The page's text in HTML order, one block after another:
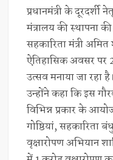
प्रधानमंत्री के
मंत्रालय की स्थापना
सहकारिता मंत्री
ऐतिहासिक अवसर
उत्सव मनाया जा रहा है।
उन्होंने कहा कि इस
विभिन्न प्रकार के
गोष्ठियां,
वृक्षारोपण अभियान